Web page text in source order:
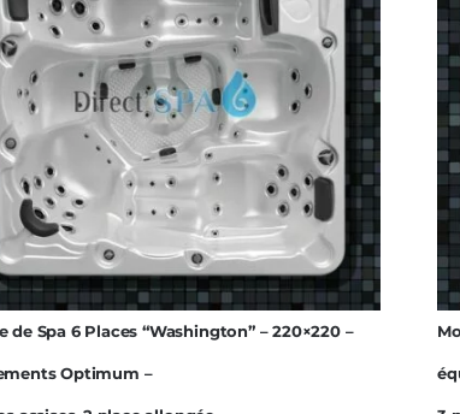
de Spa 6 Places “Washington” – 220×220 –
Optimum –